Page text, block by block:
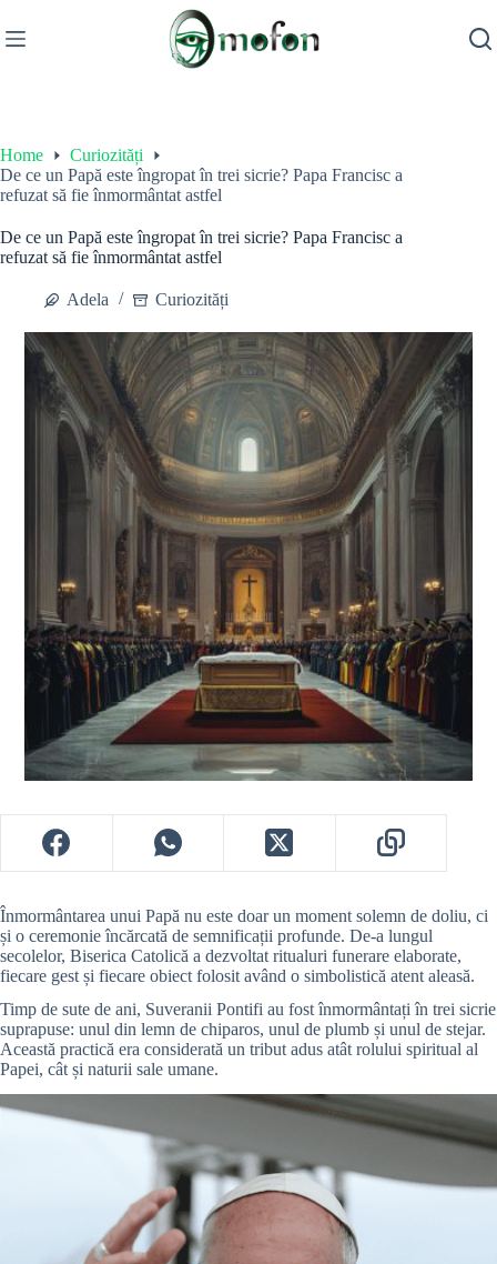
to
content
Home
Curiozități
De ce un Papă este îngropat în trei sicrie? Papa Francisc a
refuzat să fie înmormântat astfel
De ce un Papă este îngropat în trei sicrie? Papa Francisc a
refuzat să fie înmormântat astfel
Adela Curiozități
Înmormântarea unui Papă nu este doar un moment solemn de doliu, ci
și o ceremonie încărcată de semnificații profunde. De-a lungul
secolelor, Biserica Catolică a dezvoltat ritualuri funerare elaborate,
fiecare gest și fiecare obiect folosit având o simbolistică atent aleasă.
Timp de sute de ani, Suveranii Pontifi au fost înmormântați în trei sicrie
suprapuse: unul din lemn de chiparos, unul de plumb și unul de stejar.
Această practică era considerată un tribut adus atât rolului spiritual al
Papei, cât și naturii sale umane.